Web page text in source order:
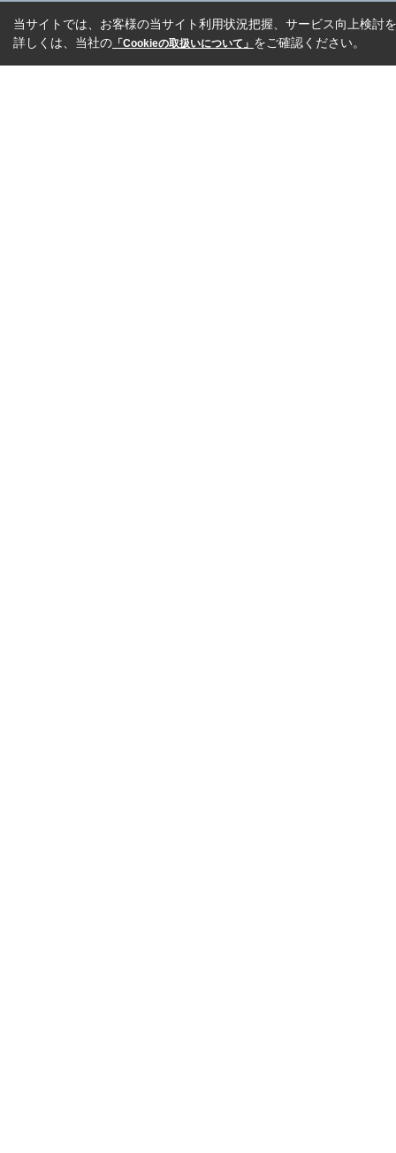
当サイトでは、お客様の当サイト利用状況把握、サービス向上検討
詳しくは、当社の 「Cookieの取扱いについて」 をご確認ください。